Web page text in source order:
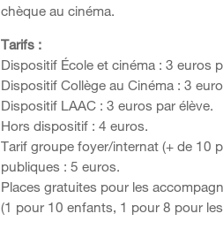
chèque au cinéma.
Tarifs :
Dispositif École et cinéma : 3 euros
Dispositif Collège au Cinéma : 3
Dispositif LAAC : 3 euros par élève.
Hors dispositif : 4 euros.
Tarif groupe foyer/internat (+ de 10
publiques : 5 euros.
Places gratuites pour les
(1 pour 10 enfants, 1 pour 8 pour